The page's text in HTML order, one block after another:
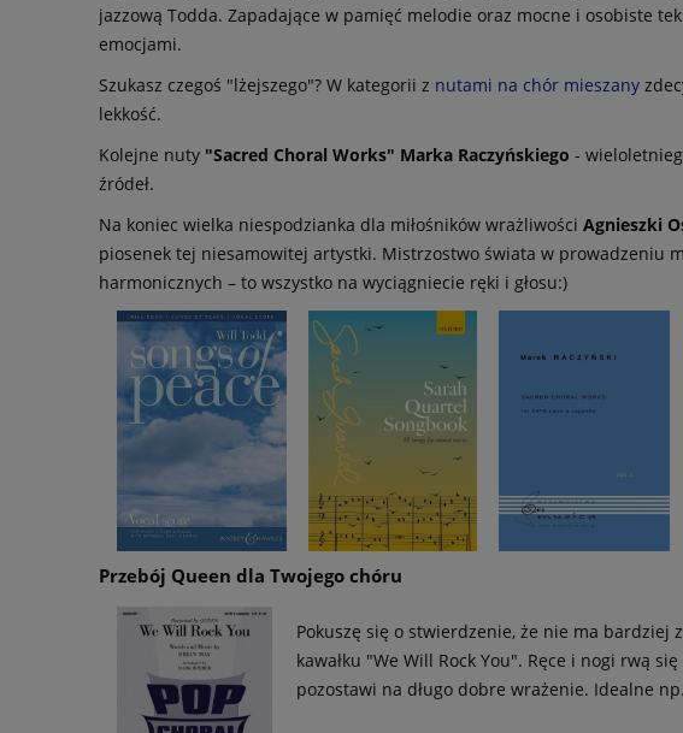
jazzową Todda. Zapadające w pamięć melodie oraz mocne i osobiste
emocjami.
Szukasz czegoś "lżejszego"? W kategorii z nutami na chór mieszany
lekkość.
Kolejne nuty "Sacred Choral Works" Marka Raczyńskiego -
źródeł.
Na koniec wielka niespodzianka dla miłośników wrażliwości Agnieszki
piosenek tej niesamowitej artystki. Mistrzostwo świata w prowadzeniu
harmonicznych – to wszystko na wyciągniecie ręki i głosu:)
Przebój Queen dla Twojego chóru
Pokuszę się o stwierdzenie, że nie ma
kawałku "We Will Rock You". Ręce i nogi rwą
pozostawi na długo dobre wrażenie. Idealne